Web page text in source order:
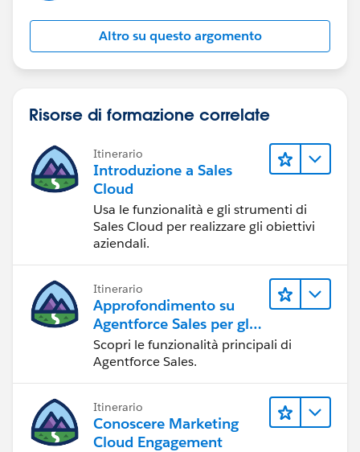
Altro su questo argomento
Risorse di formazione correlate
Itinerario
Introduzione a Sales
Cloud
Usa le funzionalità e gli strumenti di
Sales Cloud per realizzare gli obiettivi
aziendali.
Itinerario
Approfondimento su
Agentforce Sales per gli
amministratori
Scopri le funzionalità principali di
Agentforce Sales.
Itinerario
Conoscere Marketing
Cloud Engagement